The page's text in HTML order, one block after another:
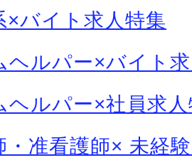
×バイト求人特集
ヘルパー×バイト
ヘルパー×社員求
・准看護師× 未経